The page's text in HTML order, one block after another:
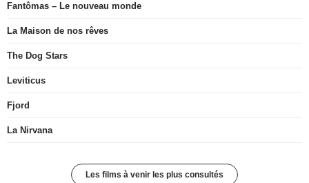
Fantômas – Le nouveau monde
La Maison de nos rêves
The Dog Stars
Leviticus
Fjord
La Nirvana
Les films à venir les plus consultés